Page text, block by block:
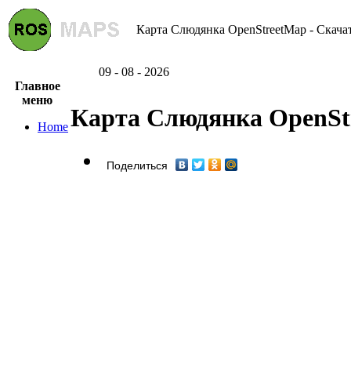
Карта Слюдянка OpenStreetMap -
09 - 08 - 2026
Главное
меню
HomeКарта Слюдянка
Поделиться